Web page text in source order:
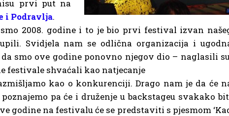
prvi put na
i Podravlja.
2008. godine i to je bio prvi festival izvan
Svidjela nam se odlična organizacija i
smo ove godine ponovno njegov dio – naglasili
festivale shvaćali kao natjecanje
kao o konkurenciji. Drago nam je da će
pa će i druženje u backstageu svakako
godine na festivalu će se predstaviti s pjesmom